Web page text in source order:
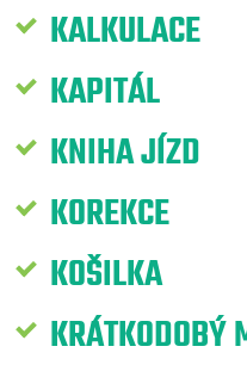
KALKULACE
KAPITÁL
KNIHA JÍZD
KOREKCE
KOŠILKA
KRÁTKODOBÝ